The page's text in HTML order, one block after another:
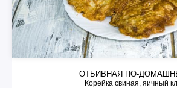
ОТБИВНАЯ ПО-
Корейка свиная, яичный